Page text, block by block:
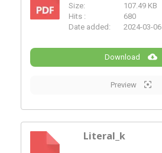
PDF
Size:
107.49 KB
Hits :
680
Date added:
2024-03-06
Download
Preview
Literal_k